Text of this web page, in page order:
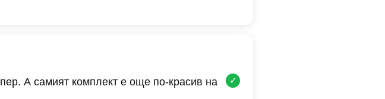
А самият комплект е още по-красив на
✓